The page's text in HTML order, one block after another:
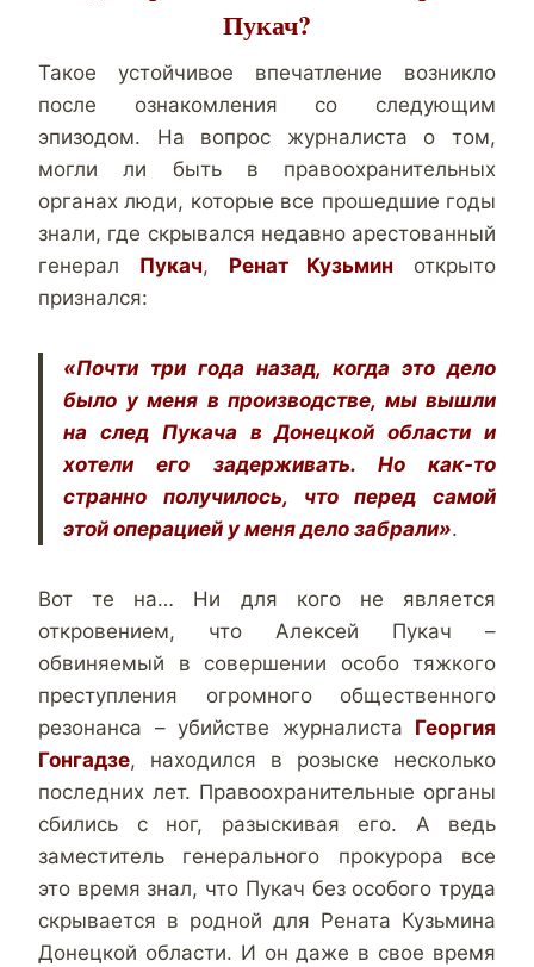
Пукач?
Такое устойчивое впечатление возникло
после ознакомления со следующим
эпизодом. На вопрос журналиста о том,
могли ли быть в правоохранительных
органах люди, которые все прошедшие годы
знали, где скрывался недавно арестованный
генерал Пукач, Ренат Кузьмин открыто
признался:
«Почти три года назад, когда это дело
было у меня в производстве, мы вышли
на след Пукача в Донецкой области и
хотели его задерживать. Но как-то
странно получилось, что перед самой
этой операцией у меня дело забрали».
Вот те на… Ни для кого не является
откровением, что Алексей Пукач –
обвиняемый в совершении особо тяжкого
преступления огромного общественного
резонанса – убийстве журналиста Георгия
Гонгадзе, находился в розыске несколько
последних лет. Правоохранительные органы
сбились с ног, разыскивая его. А ведь
заместитель генерального прокурора все
это время знал, что Пукач без особого труда
скрывается в родной для Рената Кузьмина
Донецкой области. И он даже в свое время